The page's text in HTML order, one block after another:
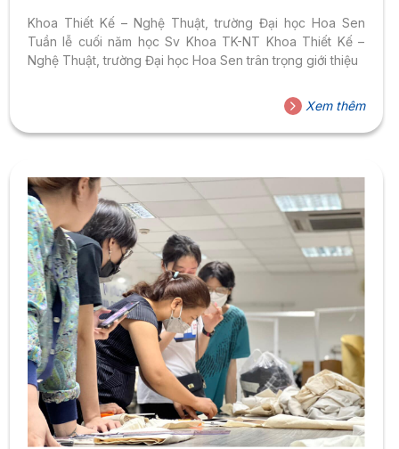
Khoa Thiết Kế – Nghệ Thuật, trường Đại học Hoa Sen
Tuần lễ cuối năm học Sv Khoa TK-NT Khoa Thiết Kế –
Nghệ Thuật, trường Đại học Hoa Sen trân trọng giới thiệu
Xem thêm